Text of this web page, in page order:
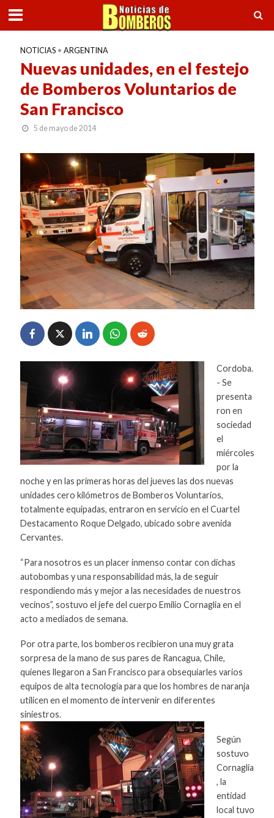
NOTICIAS • ARGENTINA
Nuevas unidades, en el festejo
de Bomberos Voluntarios de
San Francisco
5 de mayo de 2014
Cordoba.
- Se
presenta
ron en
sociedad
el
miércoles
por la
noche y en las primeras horas del jueves las dos nuevas
unidades cero kilómetros de Bomberos Voluntarios,
totalmente equipadas, entraron en servicio en el Cuartel
Destacamento Roque Delgado, ubicado sobre avenida
Cervantes.
“Para nosotros es un placer inmenso contar con dichas
autobombas y una responsabilidad más, la de seguir
respondiendo más y mejor a las necesidades de nuestros
vecinos”, sostuvo el jefe del cuerpo Emilio Cornaglia en el
acto a mediados de semana.
Por otra parte, los bomberos recibieron una muy grata
sorpresa de la mano de sus pares de Rancagua, Chile,
quienes llegaron a San Francisco para obsequiarles varios
equipos de alta tecnología para que los hombres de naranja
utilicen en el momento de intervenir en diferentes
siniestros.
Según
sostuvo
Cornaglia
, la
entidad
local tuvo